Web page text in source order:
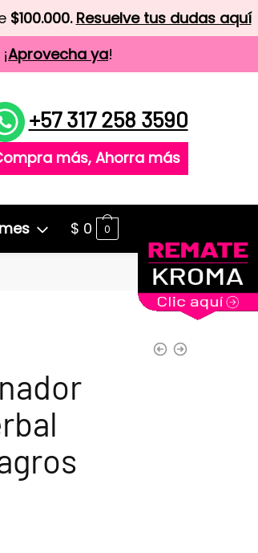
$100.000. Resuelve tus dudas aquí
Aprovecha ya!
+57 317 258 3590
más, Ahorra más
$ 0 0